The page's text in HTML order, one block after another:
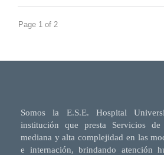
Page 1 of 2
Somos la E.S.E. Hospital
institución que presta Servicios
mediana y alta complejidad en las
e internación, brindando atención